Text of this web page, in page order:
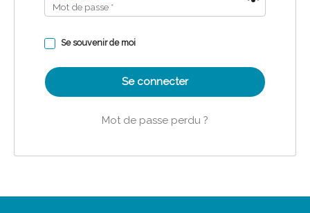
Se souvenir de moi
Se connecter
Mot de passe perdu ?